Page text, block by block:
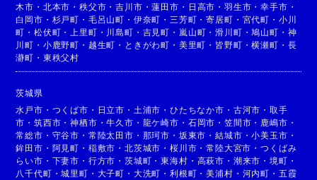
木市 ・ 北本市 ・秩父市 ・吉川市 ・蓮田市 ・ 日高市 ・ 羽生市 ・幸手市 ・
白岡市 ・ 杉戸町 ・ 毛呂山町 ・ 伊奈町 ・ 三芳町 ・寄居町 ・ 宮代町 ・ 小川
町 ・松伏町 ・ 上里町 ・ 川島町 ・ 吉見町 ・ 嵐山町 ・滑川町 ・鳩山町 ・ 神
川町 ・ 小鹿野町 ・ 越生町 ・ ときがわ町 ・ 美里町 ・ 皆野町 ・横瀬町 ・ 長
瀞町 ・ 東秩父村
茨城県
水戸市 ・ つくば市 ・ 日立市 ・ 土浦市 ・ひたちなか市 ・ 古河市 ・ 取手
市 ・筑西市 ・神栖市 ・牛久市 ・ 龍ケ崎市 ・ 石岡市 ・ 笠間市 ・ 鹿嶋市 ・
常総市 ・ 守谷市 ・ 常陸太田市 ・ 那珂市 ・ 坂東市 ・結城市 ・小美玉市 ・
鉾田市 ・ 阿見町 ・ 稲敷市 ・北茨城市 ・桜川市 ・常陸大宮市 ・つくばみ
らい市 ・ 下妻市 ・ 行方市 ・茨城町 ・東海村 ・ 高萩市 ・ 潮来市 ・ 境町 ・
八千代町 ・城里町 ・ 大子町 ・ 大洗町 ・利根町 ・美浦村 ・ 河内町 ・ 五霞